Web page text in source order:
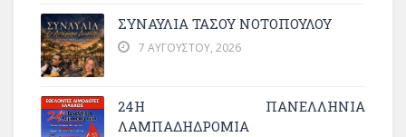
ΣΥΝΑΥΛΙΑ ΤΑΣΟΥ ΝΟΤΟΠΟΥΛΟΥ
7 ΑΥΓΟΎΣΤΟΥ, 2026
24Η ΠΑΝΕΛΛΗΝΙΑ
ΛΑΜΠΑΔΗΔΡΟΜΙΑ